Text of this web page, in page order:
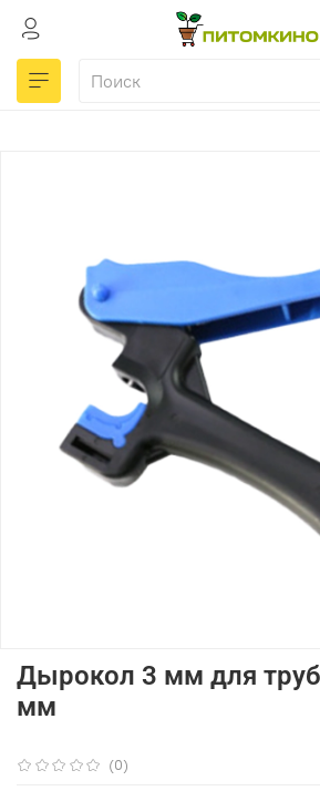
(0)
Дырокол 3 мм для
мм